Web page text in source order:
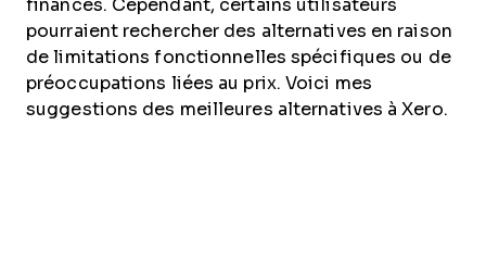
finances. Cependant, certains utilisateurs
pourraient rechercher des alternatives en raison
de limitations fonctionnelles spécifiques ou de
préoccupations liées au prix. Voici mes
suggestions des meilleures alternatives à Xero.